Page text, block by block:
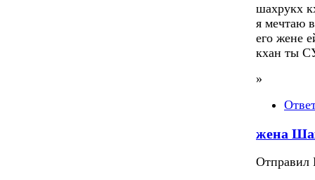
шахрукх
я мечтаю
его жене
кхан ты
»
жена
Отправил